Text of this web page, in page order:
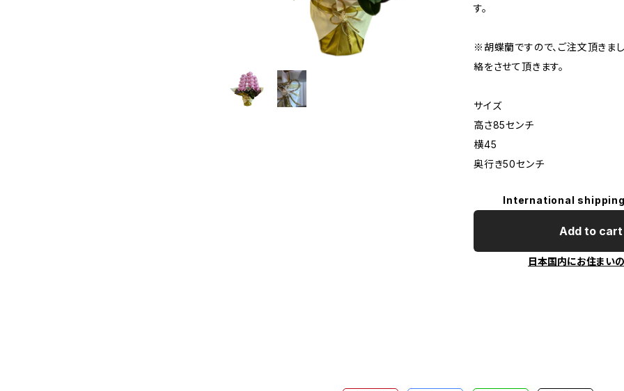
す。
※胡蝶蘭ですので、ご注文頂きま
絡をさせて頂きます。
サイズ
高さ85センチ
横45
奥行き50センチ
International
Add to cart
日本国内にお住まい